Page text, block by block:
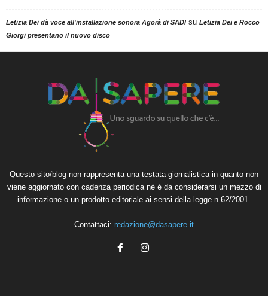
Letizia Dei dà voce all'installazione sonora Agorà di SADIsu Letizia Dei e Rocco
Giorgi presentano il nuovo disco
Questo sito/blog non rappresenta una testata giornalistica in quanto non
viene aggiornato con cadenza periodica né è da considerarsi un mezzo di
informazione o un prodotto editoriale ai sensi della legge n.62/2001.
Contattaci: redazione@dasapere.it